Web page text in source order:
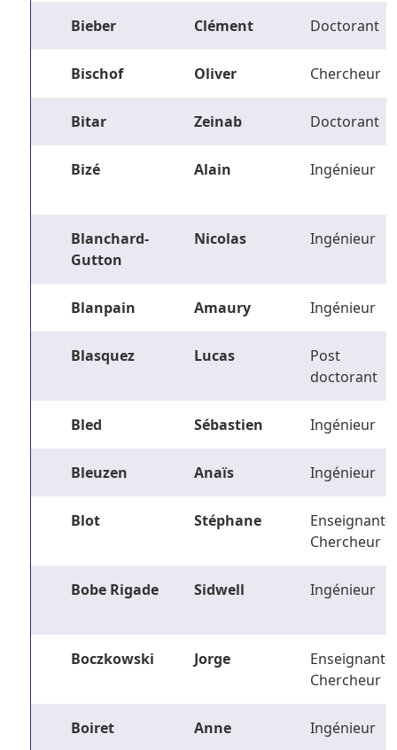
Bieber Clément Doctorant
Bischof Oliver Chercheur
Bitar Zeinab Doctorant
Bizé Alain Ingénieur
Blanchard-
Gutton
Nicolas Ingénieur
Blanpain Amaury Ingénieur
Blasquez Lucas
Post
doctorant
Bled Sébastien Ingénieur
Bleuzen Anaïs Ingénieur
Blot Stéphane
Enseignant-
Chercheur
Bobe Rigade Sidwell Ingénieur
Boczkowski Jorge
Enseignant-
Chercheur
Boiret Anne Ingénieur